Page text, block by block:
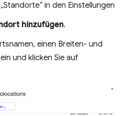
in den Einstellungen
hinzufügen.
einen Breiten- und
und klicken Sie auf